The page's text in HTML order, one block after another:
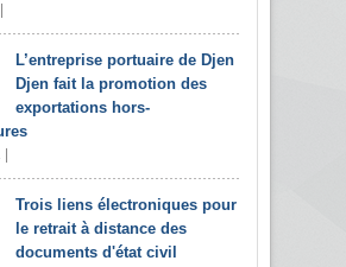
L’entreprise portuaire de Djen
Djen fait la promotion des
exportations hors-
Trois liens électroniques pour
le retrait à distance des
documents d'état civil